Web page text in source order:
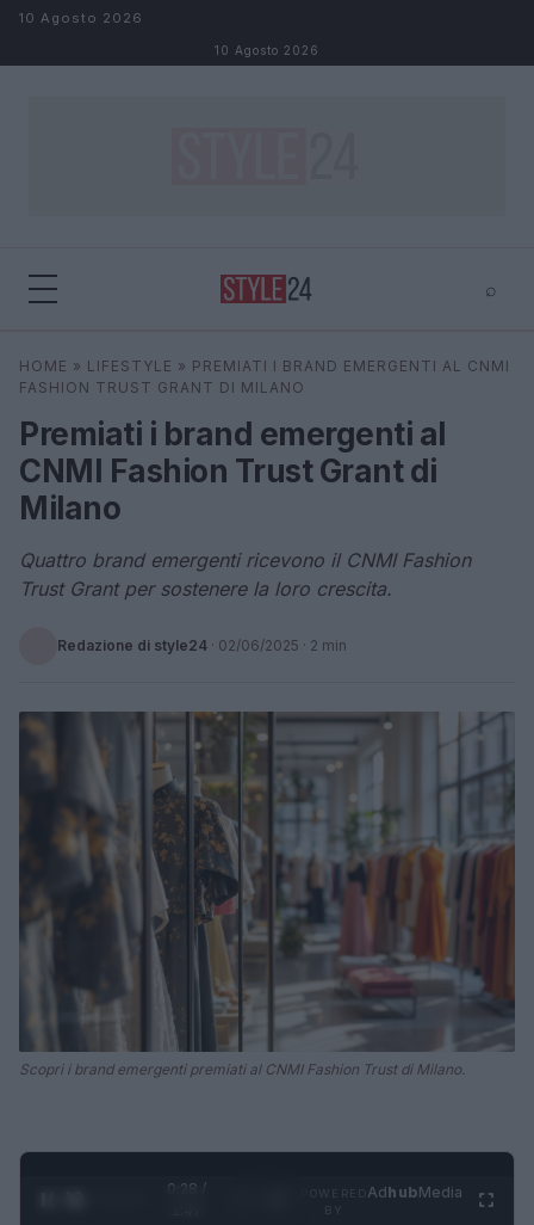
Salta al contenuto
10 Agosto 2026
10 Agosto 2026
⌕
Cerca ⌕ ×
HOME » LIFESTYLE » PREMIATI I BRAND EMERGENTI AL CNMI
FASHION TRUST GRANT DI MILANO
Premiati i brand emergenti al
CNMI Fashion Trust Grant di
Milano
Quattro brand emergenti ricevono il CNMI Fashion
Trust Grant per sostenere la loro crescita.
Redazione di style24 · 02/06/2025 · 2 min
Scopri i brand emergenti premiati al CNMI Fashion Trust di Milano.
0:28 /
AdhubMedia